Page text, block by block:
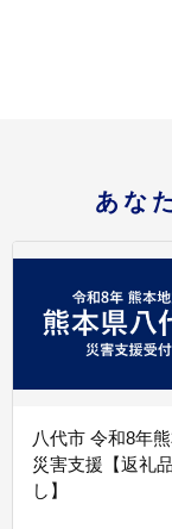
あな
八代市 令和8年
災害支援【返礼
し】